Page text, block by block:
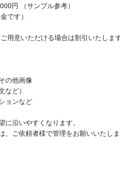
円 （サンプル参考）
用意いただける場合は割引いたしま
の他画像
など）
ョンなど
沿いやすくなります。
ご依頼者様で管理をお願いいたしま